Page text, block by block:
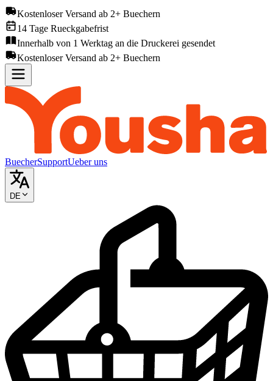
Kostenloser Versand ab 2+ Buechern
14 Tage Rueckgabefrist
Innerhalb von 1 Werktag an die Druckerei gesendet
Kostenloser Versand ab 2+ Buechern
BuecherSupportUeber uns
DE